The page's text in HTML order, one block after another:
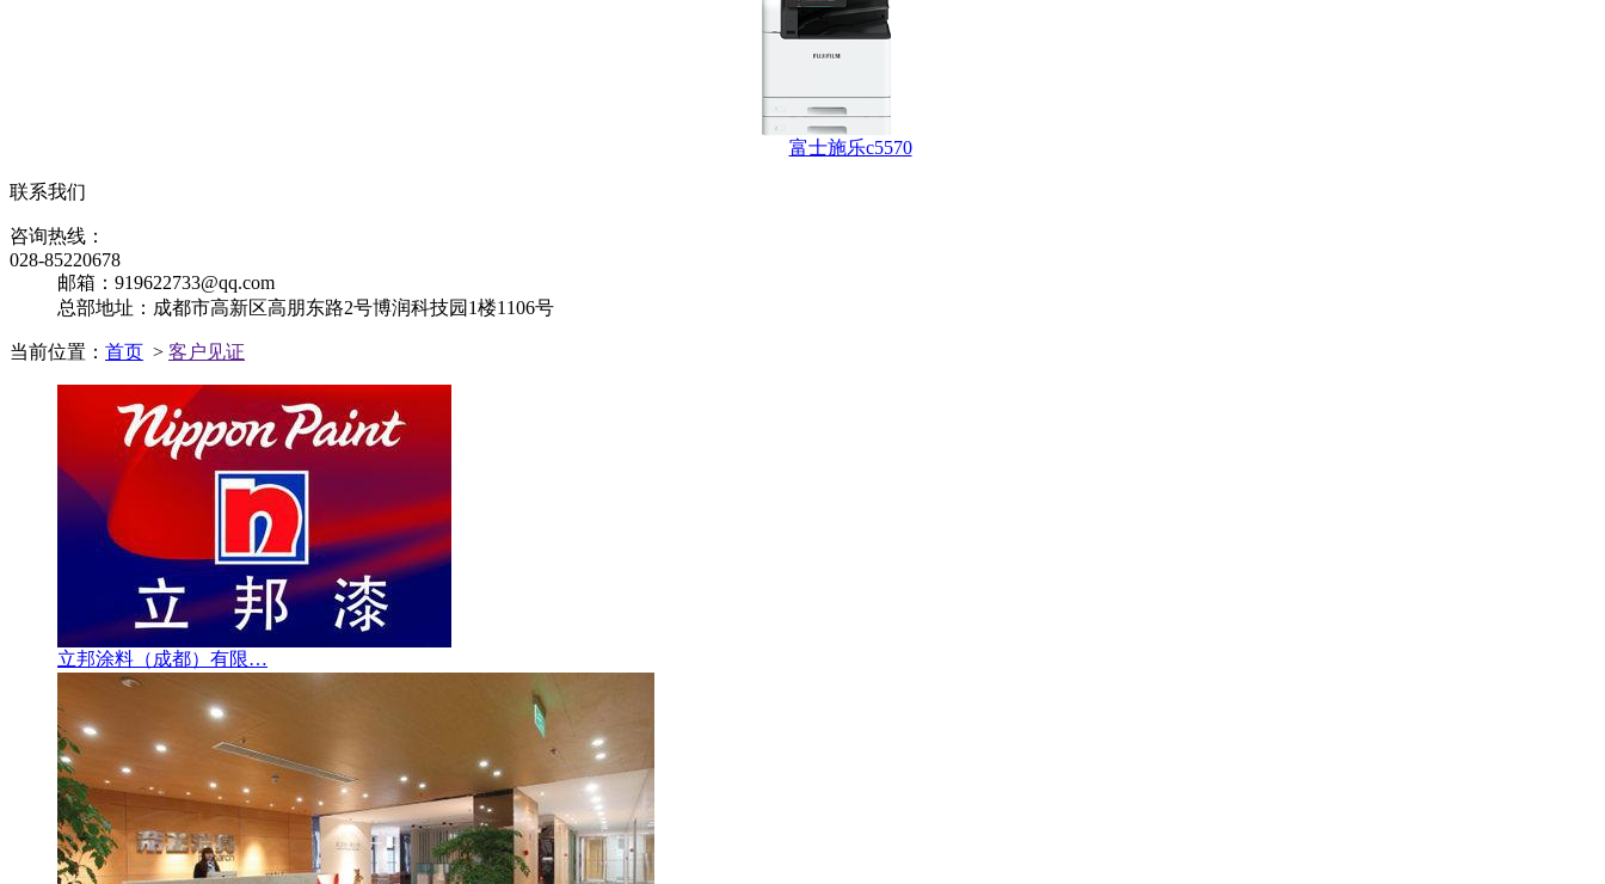
富士施乐c5570
联系我们
咨询热线：
028-85220678
邮箱：919622733@qq.com
总部地址：成都市高新区高朋东路2号博润科技园1楼1106号
当前位置： 首页 > 客户见证
立邦涂料（成都）有限…